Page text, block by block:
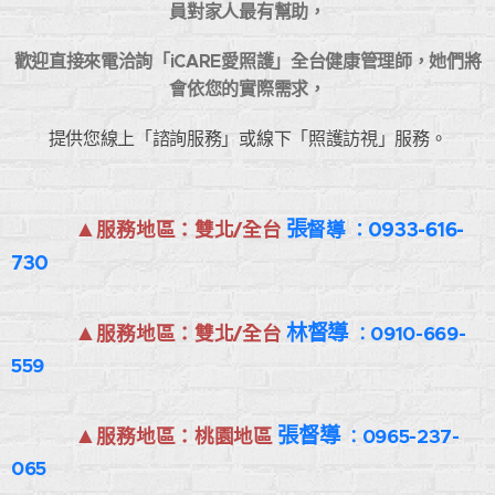
員對家人最有幫助，
歡迎直接來電洽詢「iCARE愛照護」全台健康管理師，她們將
會依您的實際需求，
提供您線上「諮詢服務」或線下「照護訪視」服務。
▲服務地區：雙北/全台 張ˇˇ督導 ： 0933-616-
730
▲服務地區：雙北/全台 林督導 ： 0910-669-
559
▲服務地區：桃園地區 張督導 ： 0965-237-
065